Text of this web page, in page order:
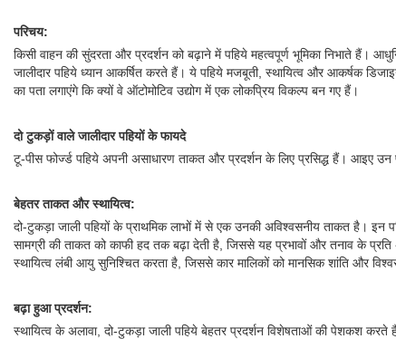
परिचय:
किसी वाहन की सुंदरता और प्रदर्शन को बढ़ाने में पहिये महत्वपूर्ण भूमिका निभाते हैं।
जालीदार पहिये ध्यान आकर्षित करते हैं। ये पहिये मजबूती, स्थायित्व और आकर्षक
का पता लगाएंगे कि क्यों वे ऑटोमोटिव उद्योग में एक लोकप्रिय विकल्प बन गए हैं।
दो टुकड़ों वाले जालीदार पहियों के फायदे
टू-पीस फोर्ज्ड पहिये अपनी असाधारण ताकत और प्रदर्शन के लिए प्रसिद्ध हैं। आइए
बेहतर ताकत और स्थायित्व:
दो-टुकड़ा जाली पहियों के प्राथमिक लाभों में से एक उनकी अविश्वसनीय ताकत है। इन
सामग्री की ताकत को काफी हद तक बढ़ा देती है, जिससे यह प्रभावों और तनाव के
स्थायित्व लंबी आयु सुनिश्चित करता है, जिससे कार मालिकों को मानसिक शांति और
बढ़ा हुआ प्रदर्शन:
स्थायित्व के अलावा, दो-टुकड़ा जाली पहिये बेहतर प्रदर्शन विशेषताओं की पेशकश